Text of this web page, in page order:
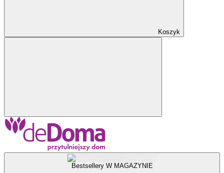
Koszyk
Bestsellery W MAGAZYNIE